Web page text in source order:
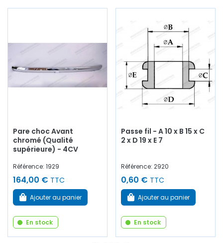
Pare choc Avant
chromé (Qualité
supérieure) - 4CV
Référence: 1929
164,00 € TTC
Ajouter au panier
En stock
Passe fil - A 10 x B 15 x C
2 x D 19 x E 7
Référence: 2920
0,60 € TTC
Ajouter au panier
En stock